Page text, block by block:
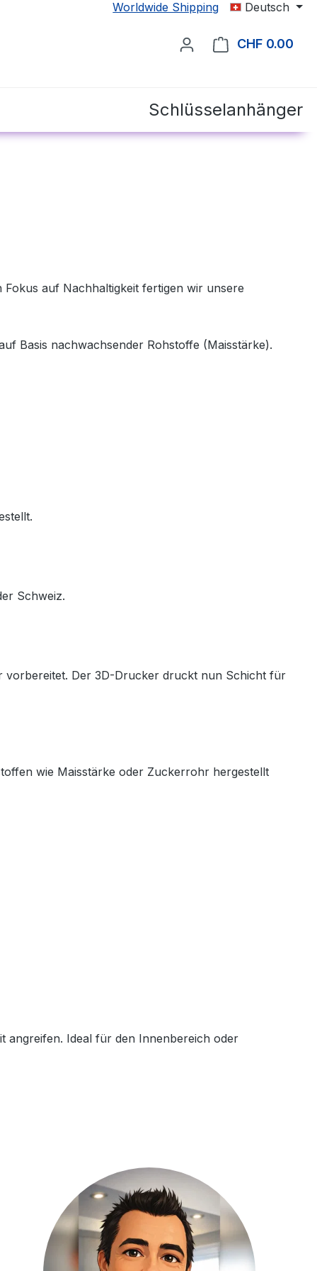
Worldwide Shipping Deutsch
CHF 0.00
Schlüsselanhänger
auf Nachhaltigkeit fertigen wir unsere
Basis nachwachsender Rohstoffe (Maisstärke).
Schweiz.
vorbereitet. Der 3D-Drucker druckt nun Schicht für
wie Maisstärke oder Zuckerrohr hergestellt
angreifen. Ideal für den Innenbereich oder